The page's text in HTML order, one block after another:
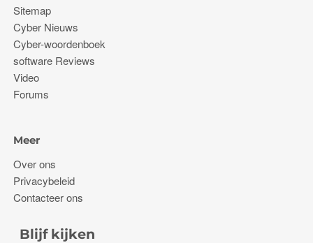
Sitemap
Cyber ​​Nieuws
Cyber-woordenboek
software Reviews
Video
Forums
Meer
Over ons
Privacybeleid
Contacteer ons
Blijf kijken